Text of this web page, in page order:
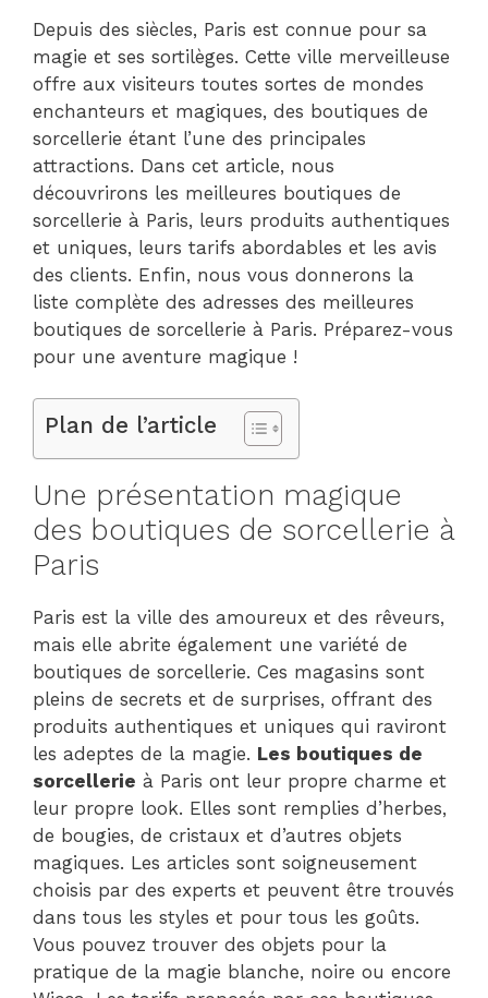
Depuis des siècles, Paris est connue pour sa
magie et ses sortilèges. Cette ville merveilleuse
offre aux visiteurs toutes sortes de mondes
enchanteurs et magiques, des boutiques de
sorcellerie étant l’une des principales
attractions. Dans cet article, nous
découvrirons les meilleures boutiques de
sorcellerie à Paris, leurs produits authentiques
et uniques, leurs tarifs abordables et les avis
des clients. Enfin, nous vous donnerons la
liste complète des adresses des meilleures
boutiques de sorcellerie à Paris. Préparez-vous
pour une aventure magique !
Plan de l’article
Une présentation magique
des boutiques de sorcellerie à
Paris
Paris est la ville des amoureux et des rêveurs,
mais elle abrite également une variété de
boutiques de sorcellerie. Ces magasins sont
pleins de secrets et de surprises, offrant des
produits authentiques et uniques qui raviront
les adeptes de la magie. Les boutiques de
sorcellerie à Paris ont leur propre charme et
leur propre look. Elles sont remplies d’herbes,
de bougies, de cristaux et d’autres objets
magiques. Les articles sont soigneusement
choisis par des experts et peuvent être trouvés
dans tous les styles et pour tous les goûts.
Vous pouvez trouver des objets pour la
pratique de la magie blanche, noire ou encore